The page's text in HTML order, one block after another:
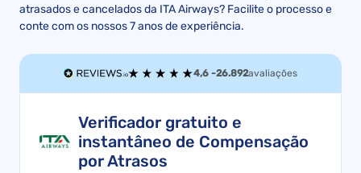
atrasados e cancelados da ITA Airways? Facilite o processo e
conte com os nossos 7 anos de experiência.
4,6 -26.892avaliações
Verificador gratuito e
instantâneo de Compensação
por Atrasos